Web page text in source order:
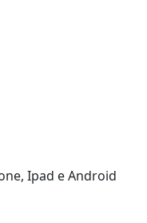
Ipad e Android